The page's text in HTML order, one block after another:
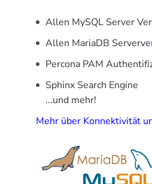
Allen MySQL Server
Allen MariaDB
Percona PAM
Sphinx Search Engine
...und mehr!
Mehr über Konnektivität